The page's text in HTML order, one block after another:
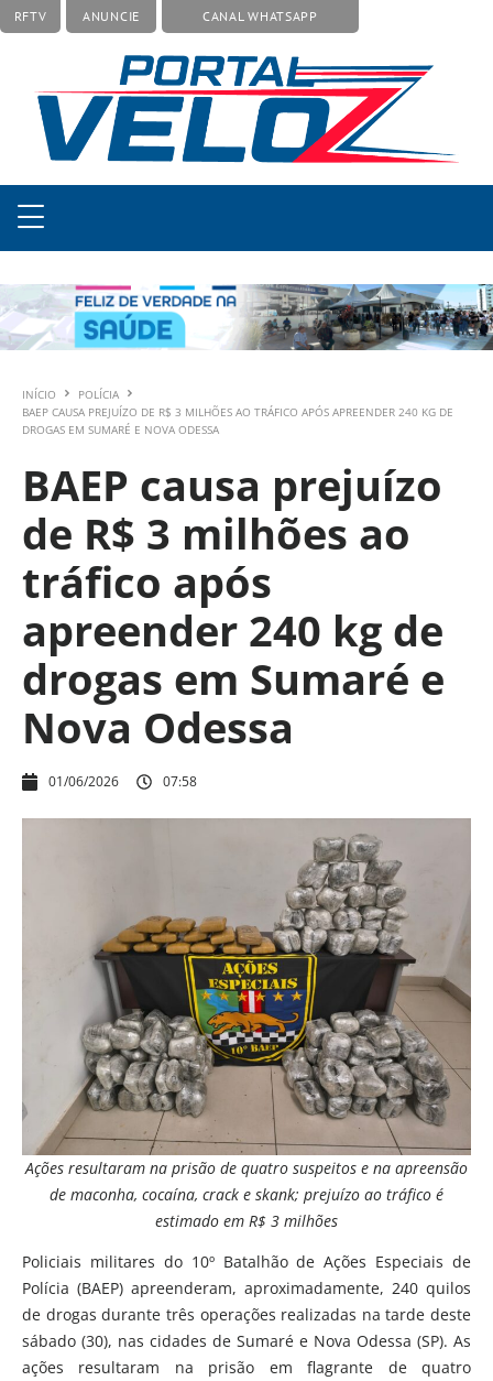
RFTV ANUNCIE CANAL WHATSAPP
INÍCIO
POLÍCIA
BAEP CAUSA PREJUÍZO DE R$ 3 MILHÕES AO TRÁFICO APÓS APREENDER 240 KG DE
DROGAS EM SUMARÉ E NOVA ODESSA
BAEP causa prejuízo
de R$ 3 milhões ao
tráfico após
apreender 240 kg de
drogas em Sumaré e
Nova Odessa
01/06/2026 07:58
Ações resultaram na prisão de quatro suspeitos e na apreensão
de maconha, cocaína, crack e skank; prejuízo ao tráfico é
estimado em R$ 3 milhões
Policiais militares do 10º Batalhão de Ações Especiais de
Polícia (BAEP) apreenderam, aproximadamente, 240 quilos
de drogas durante três operações realizadas na tarde deste
sábado (30), nas cidades de Sumaré e Nova Odessa (SP). As
ações resultaram na prisão em flagrante de quatro